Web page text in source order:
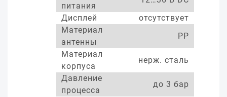
питания
Дисплей
отсутствует
Материал
антенны
PP
Материал
корпуса
нерж. сталь
Давление
процесса
до 3 бар